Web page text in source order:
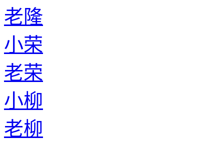
老隆
小荣
老荣
小柳
老柳